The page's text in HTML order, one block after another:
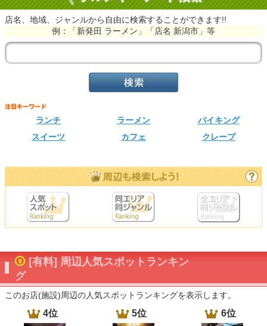
店名、地域、ジャンルから自由に検索することができます!!
例：「新発田 ラーメン」「店名 新潟市」等
ランチ ラーメン
バイキング
スイーツ
カフェ クレープ
[有料] 周辺人気スポットランキン
グ
このお店(施設)周辺の人気スポットランキングを表示します。
4位 5位 6位